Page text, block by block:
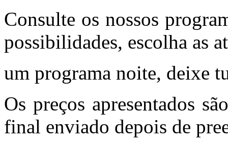
Consulte os nossos
possibilidades, escolha as
um programa noite, deixe
Os preços apresentados
final enviado depois de